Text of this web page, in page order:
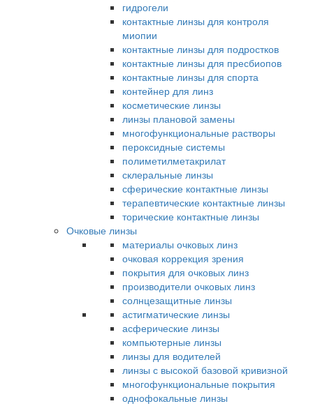
гидрогели
контактные линзы для контроля
миопии
контактные линзы для подростков
контактные линзы для пресбиопов
контактные линзы для спорта
контейнер для линз
косметические линзы
линзы плановой замены
многофункциональные растворы
пероксидные системы
полиметилметакрилат
склеральные линзы
сферические контактные линзы
терапевтические контактные линзы
торические контактные линзы
Очковые линзы
материалы очковых линз
очковая коррекция зрения
покрытия для очковых линз
производители очковых линз
солнцезащитные линзы
астигматические линзы
асферические линзы
компьютерные линзы
линзы для водителей
линзы с высокой базовой кривизной
многофункциональные покрытия
однофокальные линзы